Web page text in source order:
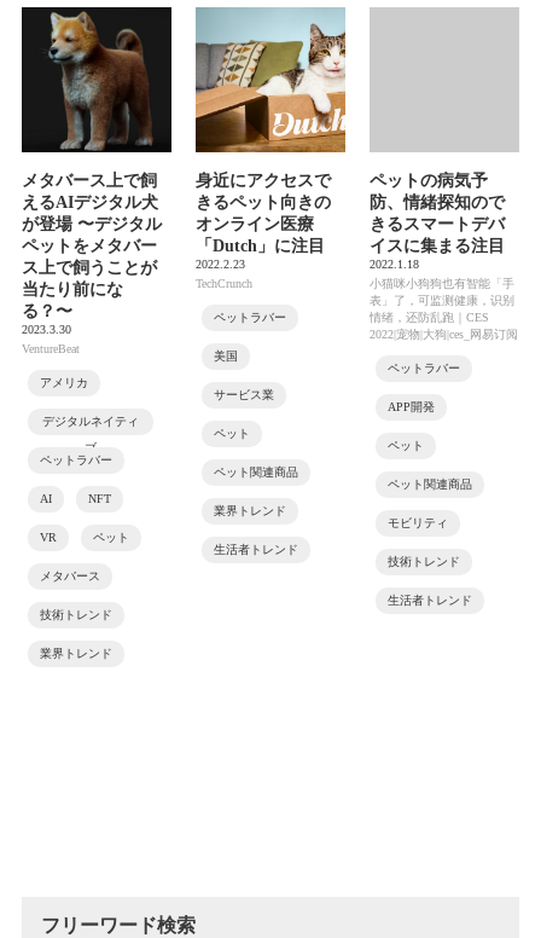
フリーワード検索
メタバース上で飼
えるAIデジタル犬
が登場 〜デジタル
ペットをメタバー
ス上で飼うことが
当たり前にな
る？〜
2023.3.30
VentureBeat
アメリカ
デジタルネイティ
ブ
ペットラバー
AI NFT
VR ペット
メタバース
技術トレンド
業界トレンド
身近にアクセスで
きるペット向きの
オンライン医療
「Dutch」に注目
2022.2.23
TechCrunch
ペットラバー
美国
サービス業
ペット
ペット関連商品
業界トレンド
生活者トレンド
ペットの病気予
防、情緒探知ので
きるスマートデバ
イスに集まる注目
2022.1.18
小猫咪小狗狗也有智能「手
表」了，可监测健康，识别
情绪，还防乱跑｜CES
2022|宠物|大狗|ces_网易订阅
ペットラバー
APP開発
ペット
ペット関連商品
モビリティ
技術トレンド
生活者トレンド